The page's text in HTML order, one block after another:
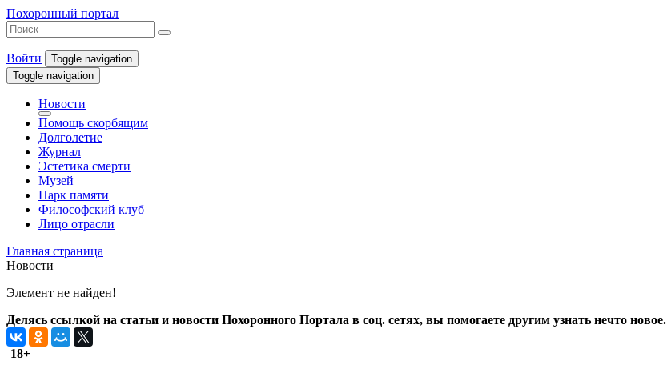
Похоронный портал
Войти
Toggle navigation
Toggle navigation
Новости
Помощь скорбящим
Долголетие
Журнал
Эстетика смерти
Музей
Парк памяти
Философский клуб
Лицо отрасли
Главная страница
Новости
Элемент не найден!
Делясь ссылкой на статьи и новости Похоронного Портала в соц. сетях, вы помогаете другим узнать нечто новое.
18+